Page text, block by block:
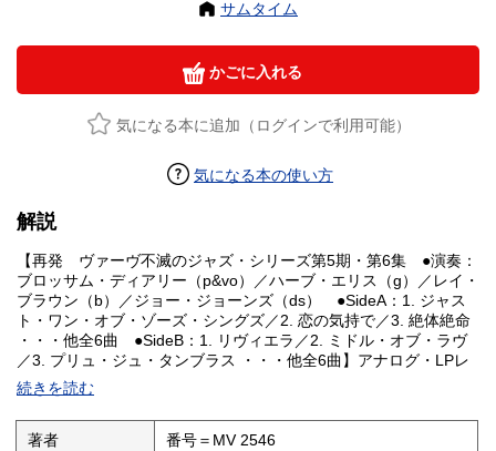
サムタイム
かごに入れる
気になる本に追加（ログインで利用可能）
気になる本の使い方
解説
【再発 ヴァーヴ不滅のジャズ・シリーズ第5期・第6集 ●演奏：
ブロッサム・ディアリー（p&vo）／ハーブ・エリス（g）／レイ・
ブラウン（b）／ジョー・ジョーンズ（ds） ●SideA：1. ジャス
ト・ワン・オブ・ゾーズ・シングズ／2. 恋の気持で／3. 絶体絶命
・・・他全6曲 ●SideB：1. リヴィエラ／2. ミドル・オブ・ラヴ
／3. プリュ・ジュ・タンブラス ・・・他全6曲】アナログ・LPレ
コード、MONO ●盤質＝A ●ジャケットの評価＝A- 右下に斜線
筋有り、少スレ有り、少汚れ有り ●ライナーの評価＝並、 ●帯
の評価＝軽い汚れ ◎評価の段階：【S／A／A-／B／B-／C 】
続きを読む
著者 番号＝MV 2546